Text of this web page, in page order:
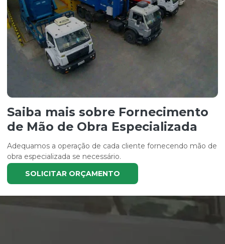
Saiba mais sobre Fornecimento
de Mão de Obra Especializada
Adequamos a operação de cada cliente fornecendo mão de
obra especializada se necessário.
SOLICITAR ORÇAMENTO